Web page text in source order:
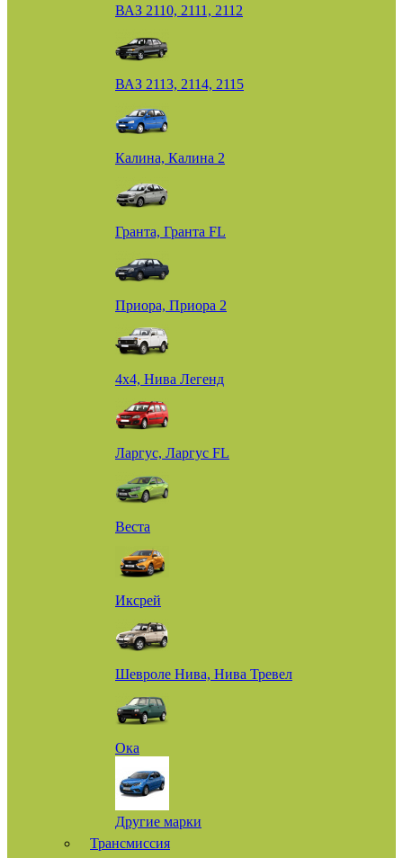
ВАЗ 2110, 2111, 2112
ВАЗ 2113, 2114, 2115
Калина, Калина 2
Гранта, Гранта FL
Приора, Приора 2
4х4, Нива Легенд
Ларгус, Ларгус FL
Веста
Иксрей
Шевроле Нива, Нива Тревел
Ока
Другие марки
Трансмиссия